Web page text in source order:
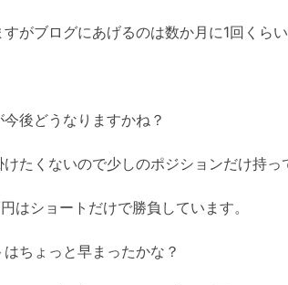
がブログにあげるのは数か月に1回くらい
後どうなりますかね？
たくないので少しのポジションだけ持っ
はショートだけで勝負しています。
ちょっと早まったかな？